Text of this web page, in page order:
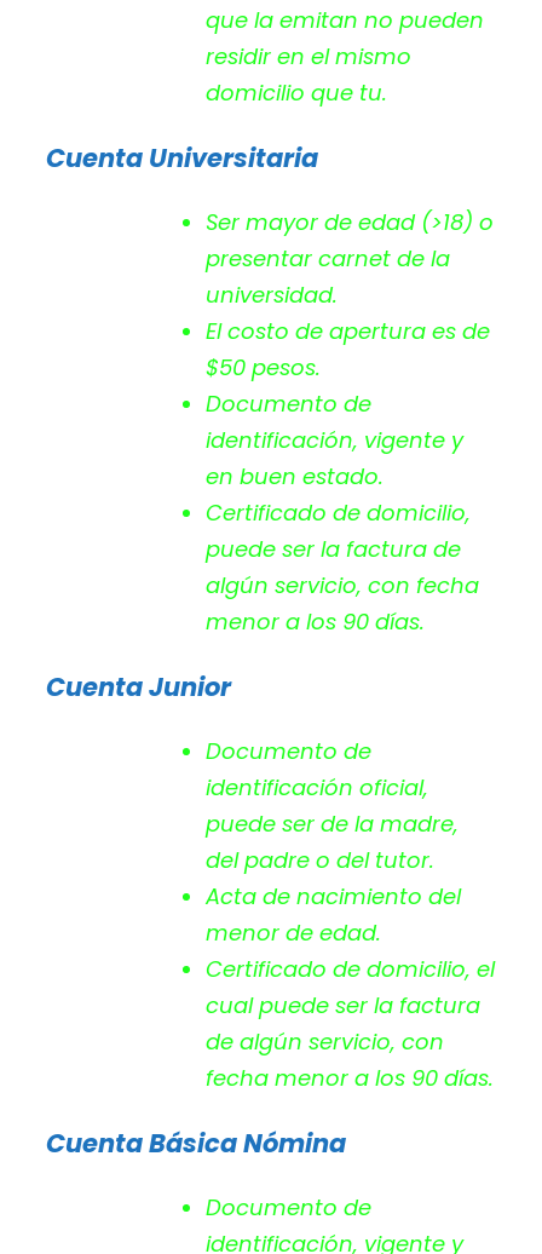
que la emitan no pueden
residir en el mismo
domicilio que tu.
Cuenta Universitaria
Ser mayor de edad (>18) o
presentar carnet de la
universidad.
El costo de apertura es de
$50 pesos.
Documento de
identificación, vigente y
en buen estado.
Certificado de domicilio,
puede ser la factura de
algún servicio, con fecha
menor a los 90 días.
Cuenta Junior
Documento de
identificación oficial,
puede ser de la madre,
del padre o del tutor.
Acta de nacimiento del
menor de edad.
Certificado de domicilio, el
cual puede ser la factura
de algún servicio, con
fecha menor a los 90 días.
Cuenta Básica Nómina
Documento de
identificación, vigente y